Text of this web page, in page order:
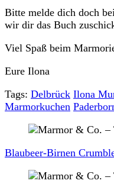
Bitte melde dich doch
wir dir das Buch
Viel Spaß beim
Eure Ilona
Tags: Delbrück Ilona
Marmorkuchen
Post
Navigation
Blaubeer-Birnen